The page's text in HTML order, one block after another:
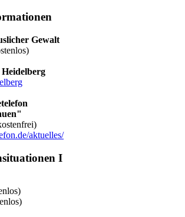
Gewalt
aktuelles/
I